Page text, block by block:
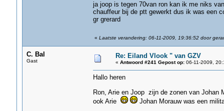
ja joop is tegen 70van ron kan ik me niks
chauffeur bij de ptt gewerkt dus ik was een
gr grerard
« Laatste verandering: 06-11-2009, 19:36:52 door
C. Bal
Gast
Re: Eiland Vlook " van GZV
« Antwoord #241 Gepost op:06-11-2009,
Hallo heren
Ron, Arie en Joop zijn de zonen van Johan
ook Arie
Johan Morauw was een